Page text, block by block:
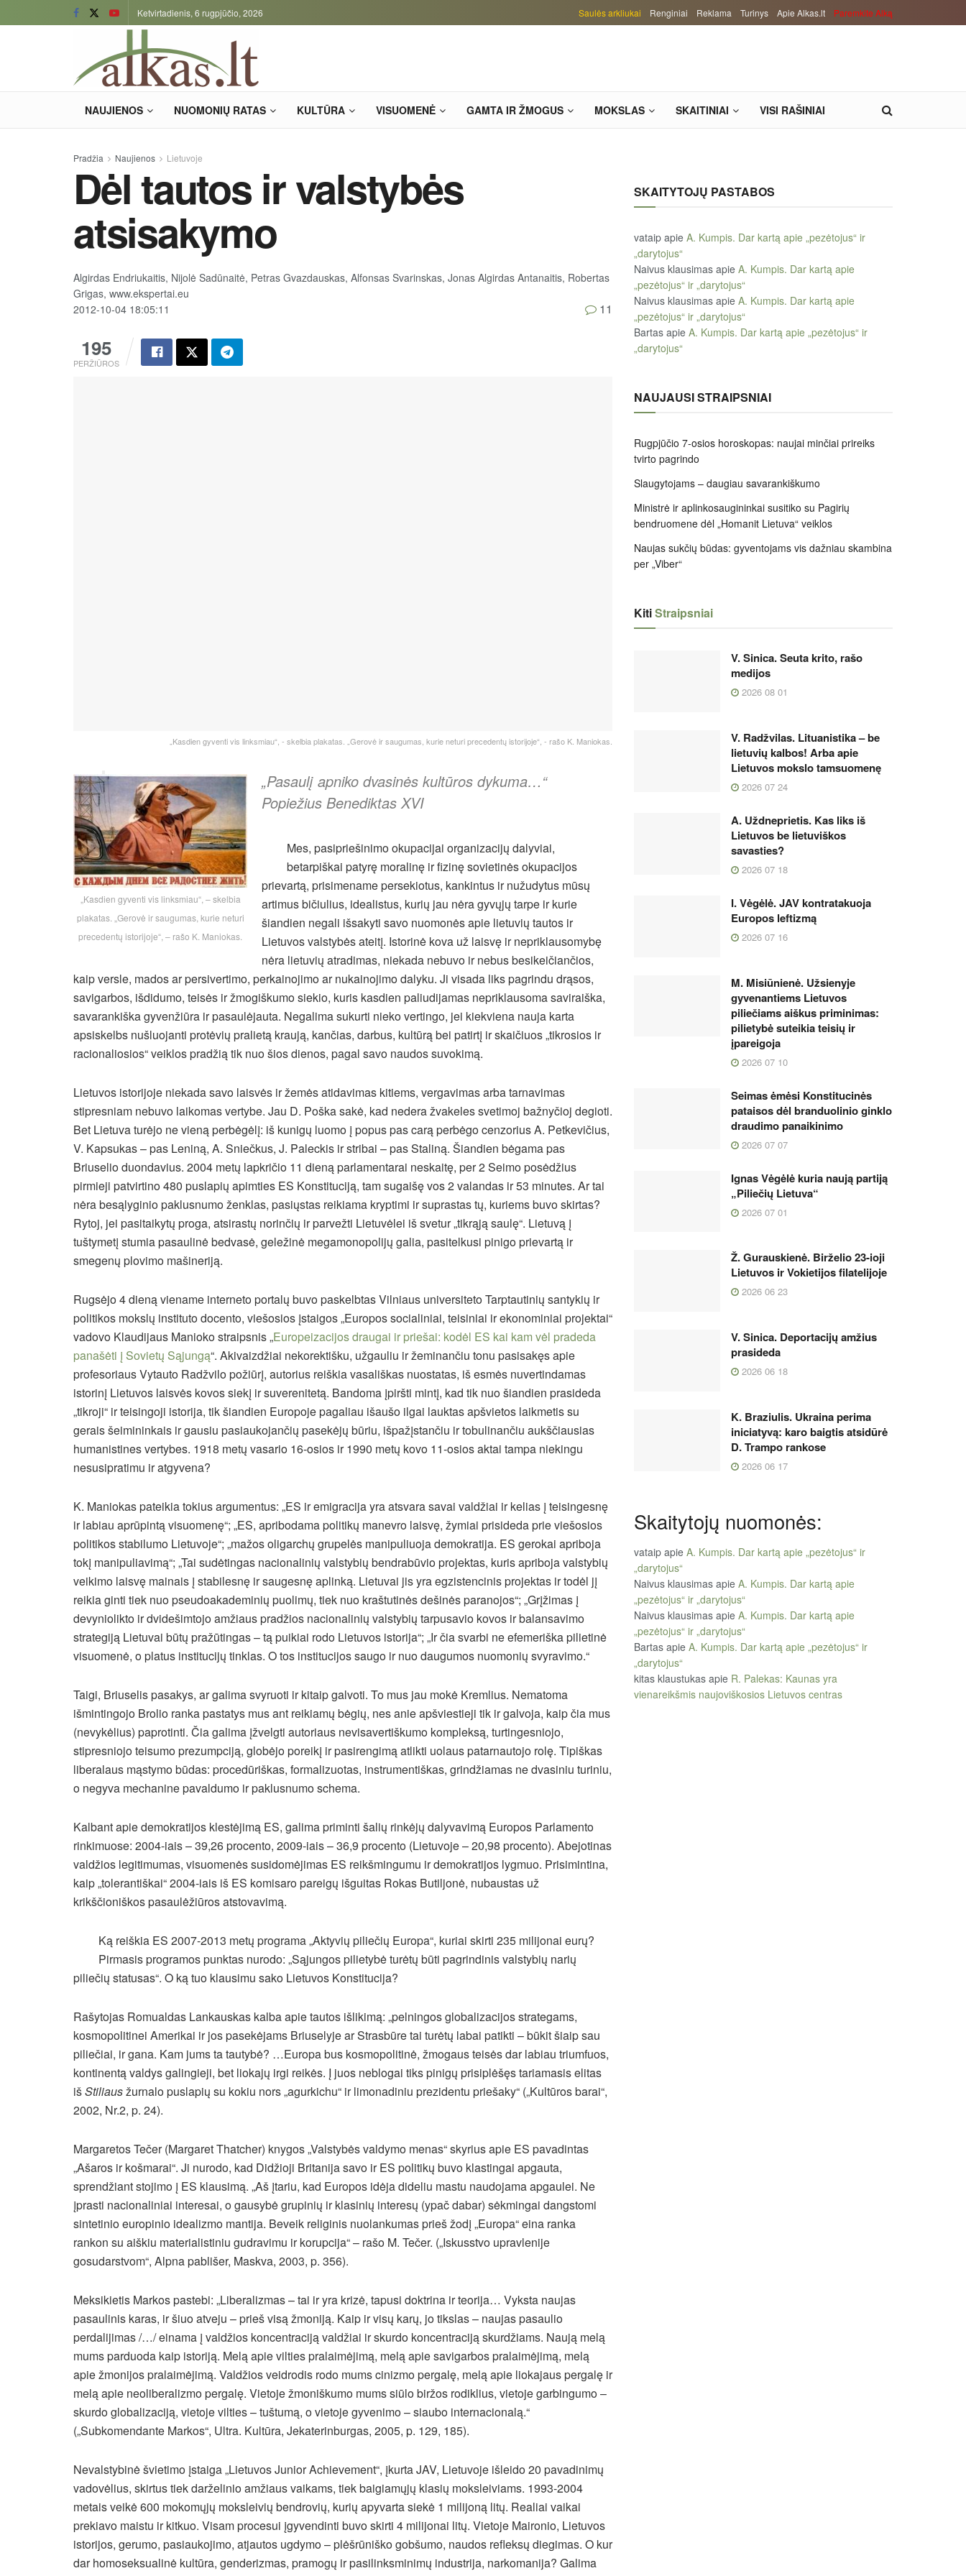
Ketvirtadienis, 6 rugpjūčio, 2026 Saulės arkliukai Renginiai Reklama Turinys Apie Alkas.lt Paremkite Alką
NAUJIENOS NUOMONIŲ RATAS KULTŪRA VISUOMENĖ GAMTA IR ŽMOGUS MOKSLAS SKAITINIAI VISI RAŠINIAI
Pradžia Naujienos Lietuvoje
Dėl tautos ir valstybės
atsisakymo
Algirdas Endriukaitis, Nijolė Sadūnaitė, Petras Gvazdauskas, Alfonsas Svarinskas, Jonas Algirdas Antanaitis, Robertas
Grigas, www.ekspertai.eu
2012-10-04 18:05:11
195
PERŽIŪROS
11
„Kasdien gyventi vis linksmiau“, - skelbia plakatas. „Gerovė ir saugumas, kurie neturi precedentų istorijoje“, - rašo K. Maniokas.
„Kasdien gyventi vis linksmiau“, – skelbia
plakatas. „Gerovė ir saugumas, kurie neturi
precedentų istorijoje“, – rašo K. Maniokas.
„Pasaulį apniko dvasinės kultūros dykuma…“
Popiežius Benediktas XVI
Mes, pasipriešinimo okupacijai organizacijų dalyviai,
betarpiškai patyrę moralinę ir fizinę sovietinės okupacijos
prievartą, prisimename persekiotus, kankintus ir nužudytus mūsų
artimus bičiulius, idealistus, kurių jau nėra gyvųjų tarpe ir kurie
šiandien negali išsakyti savo nuomonės apie lietuvių tautos ir
Lietuvos valstybės ateitį. Istorinė kova už laisvę ir nepriklausomybę
nėra lietuvių atradimas, niekada nebuvo ir nebus besikeičiančios,
kaip versle, mados ar persivertimo, perkainojimo ar nukainojimo dalyku. Ji visada liks pagrindu drąsos,
savigarbos, išdidumo, teisės ir žmogiškumo siekio, kuris kasdien paliudijamas nepriklausoma saviraiška,
savarankiška gyvenžiūra ir pasaulėjauta. Negalima sukurti nieko vertingo, jei kiekviena nauja karta
apsiskelbs nušluojanti protėvių pralietą kraują, kančias, darbus, kultūrą bei patirtį ir skaičiuos „tikrosios ir
racionaliosios“ veiklos pradžią tik nuo šios dienos, pagal savo naudos suvokimą.
Lietuvos istorijoje niekada savo laisvės ir žemės atidavimas kitiems, vergavimas arba tarnavimas
stipresniam nebuvo laikomas vertybe. Jau D. Poška sakė, kad nedera žvakeles svetimoj bažnyčioj degioti.
Bet Lietuva turėjo ne vieną perbėgėlį: iš kunigų luomo į popus pas carą perbėgo cenzorius A. Petkevičius,
V. Kapsukas – pas Leniną, A. Sniečkus, J. Paleckis ir stribai – pas Staliną. Šiandien bėgama pas
Briuselio duondavius. 2004 metų lapkričio 11 dieną parlamentarai neskaitę, per 2 Seimo posėdžius
pirmieji patvirtino 480 puslapių apimties ES Konstituciją, tam sugaišę vos 2 valandas ir 53 minutes. Ar tai
nėra besąlyginio paklusnumo ženklas, pasiųstas reikiama kryptimi ir suprastas tų, kuriems buvo skirtas?
Rytoj, jei pasitaikytų proga, atsirastų norinčių ir parvežti Lietuvėlei iš svetur „tikrąją saulę“. Lietuvą į
tuštymetį stumia pasaulinė bedvasė, geležinė megamonopolijų galia, pasitelkusi pinigo prievartą ir
smegenų plovimo mašineriją.
Rugsėjo 4 dieną viename interneto portalų buvo paskelbtas Vilniaus universiteto Tarptautinių santykių ir
politikos mokslų instituto docento, viešosios įstaigos „Europos socialiniai, teisiniai ir ekonominiai projektai“
vadovo Klaudijaus Manioko straipsnis „Europeizacijos draugai ir priešai: kodėl ES kai kam vėl pradeda
panašėti į Sovietų Sąjungą“. Akivaizdžiai nekorektišku, užgauliu ir žeminančiu tonu pasisakęs apie
profesoriaus Vytauto Radžvilo požiūrį, autorius reiškia vasališkas nuostatas, iš esmės nuvertindamas
istorinį Lietuvos laisvės kovos siekį ir suverenitetą. Bandoma įpiršti mintį, kad tik nuo šiandien prasideda
„tikroji“ ir teisingoji istorija, tik šiandien Europoje pagaliau išaušo ilgai lauktas apšvietos laikmetis su
gerais šeimininkais ir gausiu pasiaukojančių pasekėjų būriu, išpažįstančiu ir tobulinančiu aukščiausias
humanistines vertybes. 1918 metų vasario 16-osios ir 1990 metų kovo 11-osios aktai tampa niekingu
nesusipratimu ir atgyvena?
K. Maniokas pateikia tokius argumentus: „ES ir emigracija yra atsvara savai valdžiai ir kelias į teisingesnę
ir labiau aprūpintą visuomenę“; „ES, apribodama politikų manevro laisvę, žymiai prisideda prie viešosios
politikos stabilumo Lietuvoje“; „mažos oligarchų grupelės manipuliuoja demokratija. ES gerokai apriboja
tokį manipuliavimą“; „Tai sudėtingas nacionalinių valstybių bendrabūvio projektas, kuris apriboja valstybių
veikimo laisvę mainais į stabilesnę ir saugesnę aplinką. Lietuvai jis yra egzistencinis projektas ir todėl jį
reikia ginti tiek nuo pseudoakademinių puolimų, tiek nuo kraštutinės dešinės paranojos“; „Grįžimas į
devyniolikto ir dvidešimtojo amžiaus pradžios nacionalinių valstybių tarpusavio kovos ir balansavimo
strategiją Lietuvai būtų pražūtingas – tą puikiai rodo Lietuvos istorija“; „Ir čia svarbi ne efemeriška pilietinė
visuomenė, o platus institucijų tinklas. O tos institucijos saugo ir nuo daugumos nuomonių svyravimo.“
Taigi, Briuselis pasakys, ar galima svyruoti ir kitaip galvoti. To mus jau mokė Kremlius. Nematoma
išmintingojo Brolio ranka pastatys mus ant reikiamų bėgių, nes anie apšviestieji tik ir galvoja, kaip čia mus
(nevykėlius) paprotinti. Čia galima įžvelgti autoriaus nevisavertiškumo kompleksą, turtingesniojo,
stipresniojo teisumo prezumpciją, globėjo poreikį ir pasirengimą atlikti uolaus patarnautojo rolę. Tipiškas
liberalaus mąstymo būdas: procedūriškas, formalizuotas, instrumentiškas, grindžiamas ne dvasiniu turiniu,
o negyva mechanine pavaldumo ir paklusnumo schema.
Kalbant apie demokratijos klestėjimą ES, galima priminti šalių rinkėjų dalyvavimą Europos Parlamento
rinkimuose: 2004-iais – 39,26 procento, 2009-iais – 36,9 procento (Lietuvoje – 20,98 procento). Abejotinas
valdžios legitimumas, visuomenės susidomėjimas ES reikšmingumu ir demokratijos lygmuo. Prisimintina,
kaip „tolerantiškai“ 2004-iais iš ES komisaro pareigų išguitas Rokas Butiljonė, nubaustas už
krikščioniškos pasaulėžiūros atstovavimą.
Ką reiškia ES 2007-2013 metų programa „Aktyvių piliečių Europa“, kuriai skirti 235 milijonai eurų?
Pirmasis programos punktas nurodo: „Sąjungos pilietybė turėtų būti pagrindinis valstybių narių
piliečių statusas“. O ką tuo klausimu sako Lietuvos Konstitucija?
Rašytojas Romualdas Lankauskas kalba apie tautos išlikimą: „pelningos globalizacijos strategams,
kosmopolitinei Amerikai ir jos pasekėjams Briuselyje ar Strasbūre tai turėtų labai patikti – būkit šiaip sau
piliečiai, ir gana. Kam jums ta tautybė? …Europa bus kosmopolitinė, žmogaus teisės dar labiau triumfuos,
kontinentą valdys galingieji, bet liokajų irgi reikės. Į juos neblogai tiks pinigų prisiplėšęs tariamasis elitas
išStiliausžurnalo puslapių su kokiu nors „agurkichu“ ir limonadiniu prezidentu priešaky“ („Kultūros barai“,
2002, Nr.2, p. 24).
Margaretos Tečer (Margaret Thatcher) knygos „Valstybės valdymo menas“ skyrius apie ES pavadintas
„Ašaros ir košmarai“. Ji nurodo, kad Didžioji Britanija savo ir ES politikų buvo klastingai apgauta,
sprendžiant stojimo į ES klausimą. „Aš įtariu, kad Europos idėja dideliu mastu naudojama apgaulei. Ne
įprasti nacionaliniai interesai, o gausybė grupinių ir klasinių interesų (ypač dabar) sėkmingai dangstomi
sintetinio europinio idealizmo mantija. Beveik religinis nuolankumas prieš žodį „Europa“ eina ranka
rankon su aiškiu materialistiniu gudravimu ir korupcija“ – rašo M. Tečer. („Iskusstvo upravlenije
gosudarstvom“, Alpna pablišer, Maskva, 2003, p. 356).
Meksikietis Markos pastebi: „Liberalizmas – tai ir yra krizė, tapusi doktrina ir teorija… Vyksta naujas
pasaulinis karas, ir šiuo atveju – prieš visą žmoniją. Kaip ir visų karų, jo tikslas – naujas pasaulio
perdalijimas /…/ einama į valdžios koncentraciją valdžiai ir skurdo koncentraciją skurdžiams. Naują melą
mums parduoda kaip istoriją. Melą apie vilties pralaimėjimą, melą apie savigarbos pralaimėjimą, melą
apie žmonijos pralaimėjimą. Valdžios veidrodis rodo mums cinizmo pergalę, melą apie liokajaus pergalę ir
melą apie neoliberalizmo pergalę. Vietoje žmoniškumo mums siūlo biržos rodiklius, vietoje garbingumo –
skurdo globalizaciją, vietoje vilties – tuštumą, o vietoje gyvenimo – siaubo internacionalą.“
(„Subkomendante Markos“, Ultra. Kultūra, Jekaterinburgas, 2005, p. 129, 185).
Nevalstybinė švietimo įstaiga „Lietuvos Junior Achievement“, įkurta JAV, Lietuvoje išleido 20 pavadinimų
vadovėlius, skirtus tiek darželinio amžiaus vaikams, tiek baigiamųjų klasių moksleiviams. 1993-2004
metais veikė 600 mokomųjų moksleivių bendrovių, kurių apyvarta siekė 1 milijoną litų. Realiai vaikai
prekiavo maistu ir kitkuo. Visam procesui įgyvendinti buvo skirti 4 milijonai litų. Vietoje Maironio, Lietuvos
istorijos, gerumo, pasiaukojimo, atjautos ugdymo – plėšrūniško gobšumo, naudos refleksų diegimas. O kur
dar homoseksualinė kultūra, genderizmas, pramogų ir pasilinksminimų industrija, narkomanija? Galima
SKAITYTOJŲ PASTABOS
vataip apie A. Kumpis. Dar kartą apie „pezėtojus“ ir
„darytojus“
Naivus klausimas apie A. Kumpis. Dar kartą apie
„pezėtojus“ ir „darytojus“
Naivus klausimas apie A. Kumpis. Dar kartą apie
„pezėtojus“ ir „darytojus“
Bartas apie A. Kumpis. Dar kartą apie „pezėtojus“ ir
„darytojus“
NAUJAUSI STRAIPSNIAI
Rugpjūčio 7-osios horoskopas: naujai minčiai prireiks
tvirto pagrindo
Slaugytojams – daugiau savarankiškumo
Ministrė ir aplinkosaugininkai susitiko su Pagirių
bendruomene dėl „Homanit Lietuva“ veiklos
Naujas sukčių būdas: gyventojams vis dažniau skambina
per „Viber“
KitiStraipsniai
V. Sinica. Seuta krito, rašo
medijos
2026 08 01
V. Radžvilas. Lituanistika – be
lietuvių kalbos! Arba apie
Lietuvos mokslo tamsuomenę
2026 07 24
A. Uždneprietis. Kas liks iš
Lietuvos be lietuviškos
savasties?
2026 07 18
I. Vėgėlė. JAV kontratakuoja
Europos leftizmą
2026 07 16
M. Misiūnienė. Užsienyje
gyvenantiems Lietuvos
piliečiams aiškus priminimas:
pilietybė suteikia teisių ir
įpareigoja
2026 07 10
Seimas ėmėsi Konstitucinės
pataisos dėl branduolinio ginklo
draudimo panaikinimo
2026 07 07
Ignas Vėgėlė kuria naują partiją
„Piliečių Lietuva“
2026 07 01
Ž. Gurauskienė. Birželio 23-ioji
Lietuvos ir Vokietijos filatelijoje
2026 06 23
V. Sinica. Deportacijų amžius
prasideda
2026 06 18
K. Braziulis. Ukraina perima
iniciatyvą: karo baigtis atsidūrė
D. Trampo rankose
2026 06 17
Skaitytojų nuomonės:
vataip apie A. Kumpis. Dar kartą apie „pezėtojus“ ir
„darytojus“
Naivus klausimas apie A. Kumpis. Dar kartą apie
„pezėtojus“ ir „darytojus“
Naivus klausimas apie A. Kumpis. Dar kartą apie
„pezėtojus“ ir „darytojus“
Bartas apie A. Kumpis. Dar kartą apie „pezėtojus“ ir
„darytojus“
kitas klaustukas apie R. Palekas: Kaunas yra
vienareikšmis naujoviškosios Lietuvos centras